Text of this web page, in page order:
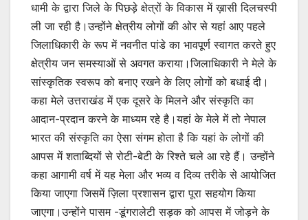
धामी के द्वारा जिले के पिछड़े क्षेत्रों के विकास में ख़ासी दिलचस्पी
ली जा रही है।उन्होंने क्षेत्रीय लोगों की ओर से यहां आए पहले
जिलाधिकारी के रूप में नवनीत पांडे का भावपूर्ण स्वागत करते हुए
क्षेत्रीय जन समस्याओं से अवगत कराया।जिलाधिकारी ने मेले के
सांस्कृतिक स्वरूप को बनाए रखने के लिए लोगों को बधाई दी।
कहा मेले उत्तराखंड में एक दूसरे के मिलने और संस्कृति का
आदान-प्रदान करने के माध्यम रहे है।यहां के मेले में तो नेपाल
भारत की संस्कृति का ऐसा संगम होता है कि यहां के लोगों की
आपस में शताब्दियों से रोटी-बेटी के रिश्ते चले आ रहे हैं। उन्होंने
कहा आगामी वर्ष में यह मेला और भव्य व दिव्य तरीके से आयोजित
किया जाएगा जिसमें ज़िला प्रशासन द्वारा पूरा सहयोग किया
जाएगा।उन्होंने पासम -डूंगरालेटी सड़क को आपस में जोड़ने के